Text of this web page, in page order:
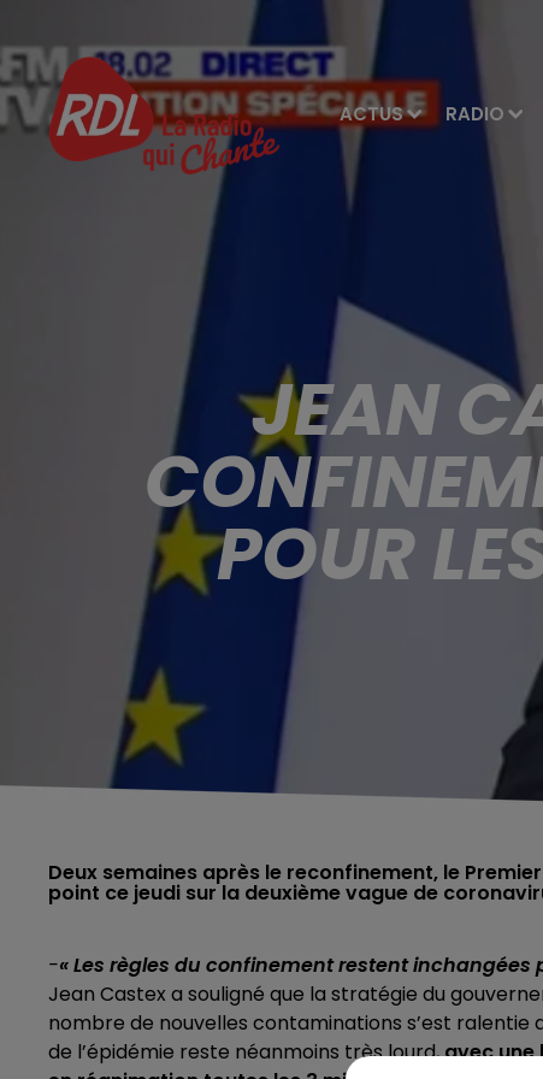
ACTUS RADIO
JEAN
POUR
Deux semaines après le reconfinement, le
point ce jeudi sur la deuxième vague de
-« Les règles du confinement restent inchangées
Jean Castex a souligné que la stratégie du
nombre de nouvelles contaminations s’est ralentie
de l’épidémie reste néanmoins très lourd,avec une